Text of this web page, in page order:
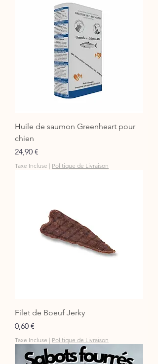
Huile de saumon Greenheart pour
chien
Prix
24,90 €
Taxe Incluse | Politique de Livraison
Filet de Boeuf Jerky
Prix
0,60 €
Taxe Incluse | Politique de Livraison